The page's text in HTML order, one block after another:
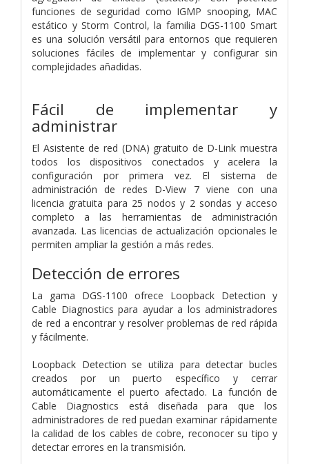
funciones de seguridad como IGMP snooping, MAC
estático y Storm Control, la familia DGS-1100 Smart
es una solución versátil para entornos que requieren
soluciones fáciles de implementar y configurar sin
complejidades añadidas.
Fácil de implementar y
administrar
El Asistente de red (DNA) gratuito de D-Link muestra
todos los dispositivos conectados y acelera la
configuración por primera vez. El sistema de
administración de redes D-View 7 viene con una
licencia gratuita para 25 nodos y 2 sondas y acceso
completo a las herramientas de administración
avanzada. Las licencias de actualización opcionales le
permiten ampliar la gestión a más redes.
Detección de errores
La gama DGS-1100 ofrece Loopback Detection y
Cable Diagnostics para ayudar a los administradores
de red a encontrar y resolver problemas de red rápida
y fácilmente.
Loopback Detection se utiliza para detectar bucles
creados por un puerto específico y cerrar
automáticamente el puerto afectado. La función de
Cable Diagnostics está diseñada para que los
administradores de red puedan examinar rápidamente
la calidad de los cables de cobre, reconocer su tipo y
detectar errores en la transmisión.